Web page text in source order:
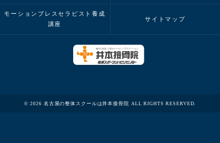
モーションプレスセラピスト養成
講座
サイトマップ
© 2026 名古屋の整体スクールは井本接骨院 ALL RIGHTS RESERVED.